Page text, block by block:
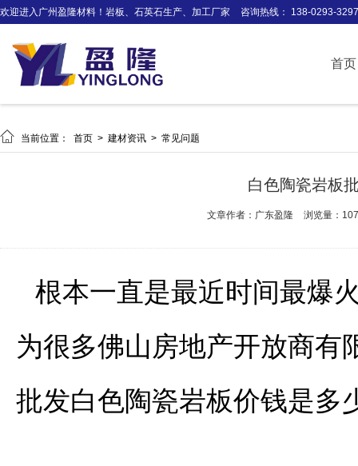
欢迎进入广州盈隆材料！岩板、石英石生产、加工厂家 咨询热线： 138-0293-3297
首页
 当前位置： 首页 > 建材资讯 > 常见问题
白色陶瓷岩板
文章作者：广东盈隆 浏览量：
根本一直是最近时间最爆
为很多佛山房地产开放商有
批发白色陶瓷岩板价钱是多